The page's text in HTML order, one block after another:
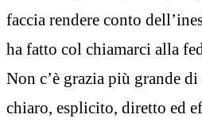
faccia rendere conto
ha fatto col chiamarci alla
Non c’è grazia più grande
chiaro, esplicito, diretto ed